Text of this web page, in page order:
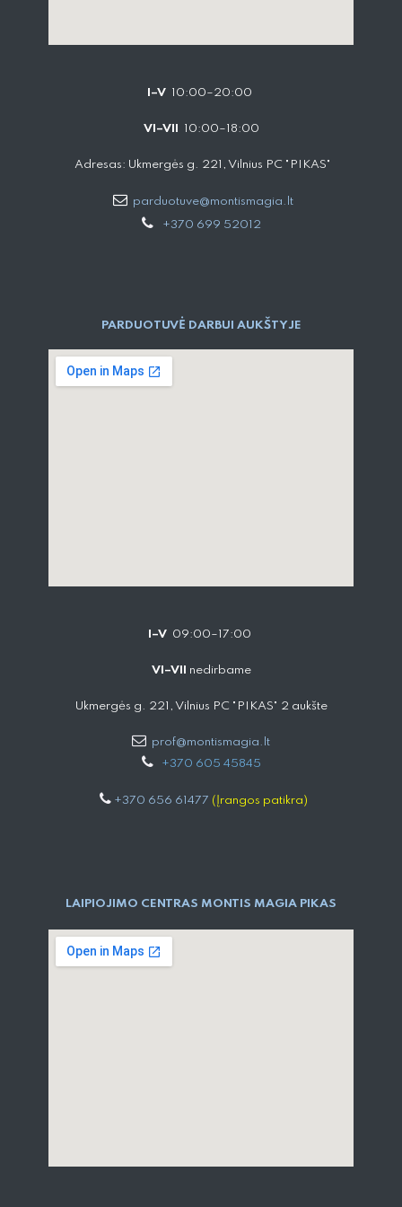
I–V 10:00–20:00
VI–VII 10:00–18:00
Adresas: Ukmergės g. 221, Vilnius PC "PIKAS"
parduotuve@montismagia.lt
+370 699 52012
PARDUOTUVĖ DARBUI AUKŠTYJE
I–V 09:00–17:00
VI–VII nedirbame
Ukmergės g. 221, Vilnius PC "PIKAS" 2 aukšte
prof@montismagia.lt
+370 605 4584​5
+370 656 61477 (Įrangos patikra)
LAIPIOJIMO CENTRAS MONTIS MAGIA PIKAS